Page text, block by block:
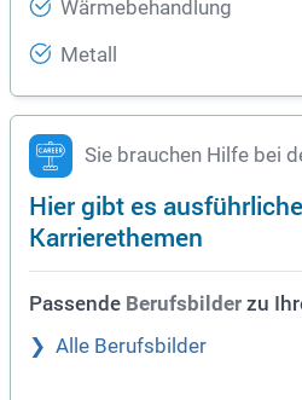
Wärmebehandlung
Metall
Sie brauchen Hilfe bei
Hier gibt es
Karrierethemen
Passende Berufsbilder zu
Alle Berufsbilder